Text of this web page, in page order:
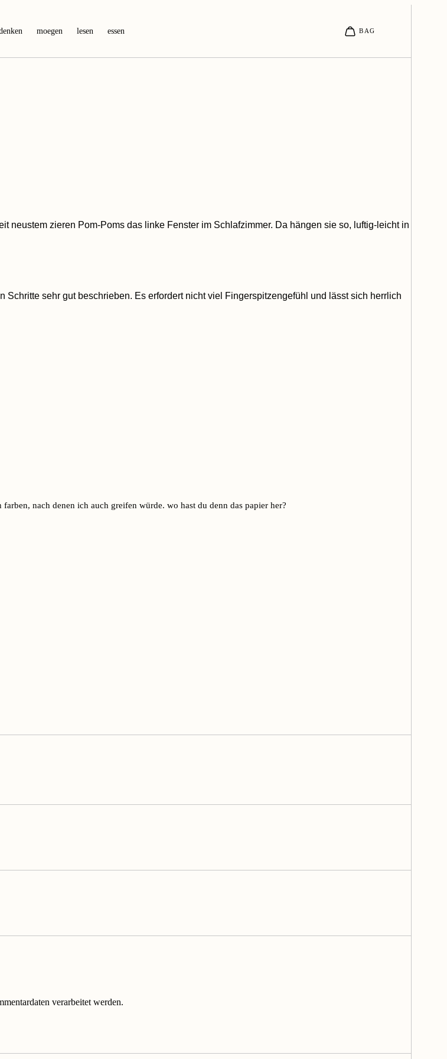
moegen lesen essen
neustem zieren Pom-Poms das linke Fenster im Schlafzimmer. Da hängen sie so, luftig-leicht in
Schritte sehr gut beschrieben. Es erfordert nicht viel Fingerspitzengefühl und lässt sich herrlich
nach denen ich auch greifen würde. wo hast du denn das papier her?
verarbeitet werden.